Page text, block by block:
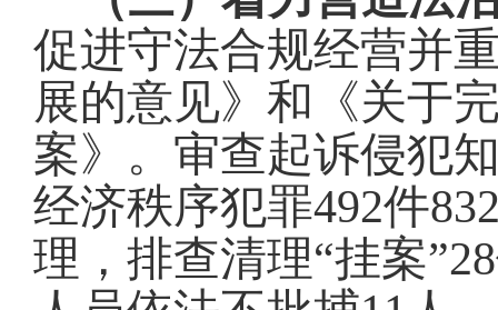
促进守法合规经营并
展的意见》和《关于
案》 。 审查起诉侵犯
经济秩序犯罪492件
理，排查清理“挂案”28